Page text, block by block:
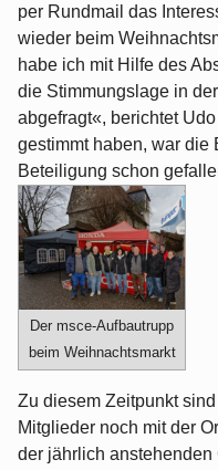
per Rundmail das
wieder beim
habe ich mit Hilfe des
die Stimmungslage in
abgefragt«, berichtet
gestimmt haben, war die
Beteiligung schon
Der msce-Aufbautrupp
beim Weihnachtsmarkt
Zu diesem Zeitpunkt
Mitglieder noch mit der
der jährlich